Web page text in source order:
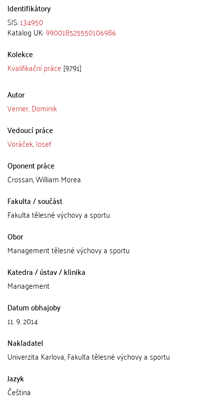
Identifikátory
SIS:134950
Katalog UK:990018525550106986
Kolekce
Kvalifikační práce [9791]
Autor
Verner, Dominik
Vedoucí práce
Voráček, Josef
Oponent práce
Crossan, William Morea
Fakulta / součást
Fakulta tělesné výchovy a sportu
Obor
Management tělesné výchovy a sportu
Katedra / ústav / klinika
Management
Datum obhajoby
11. 9. 2014
Nakladatel
Univerzita Karlova, Fakulta tělesné výchovy a sportu
Jazyk
Čeština